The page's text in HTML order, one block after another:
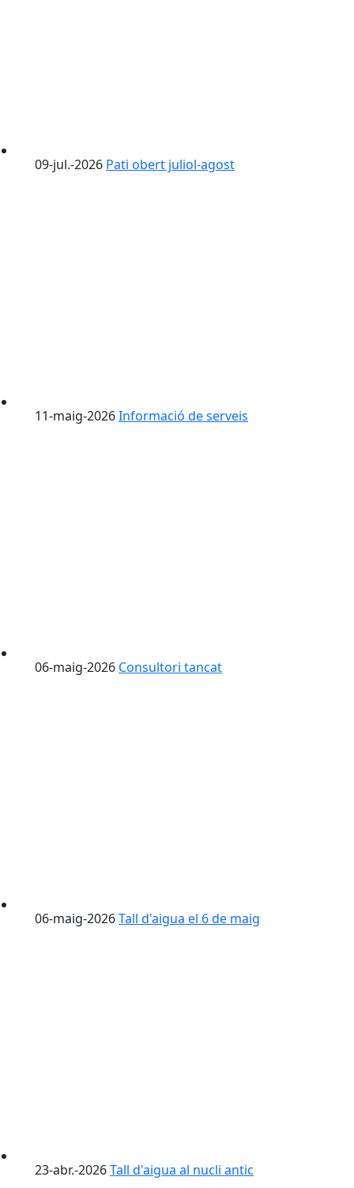
09-jul.-2026 Pati obert juliol-agost
11-maig-2026Informació de serveis
06-maig-2026 Consultori tancat
06-maig-2026Tall d'aigua el 6 de maig
23-abr.-2026Tall d'aigua al nucli antic